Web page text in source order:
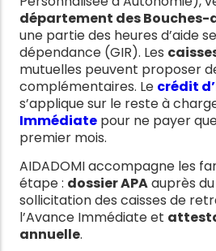
département des Bouches-
une partie des heures d’aide
dépendance (GIR). Les
mutuelles peuvent proposer
complémentaires. Le crédit
s’applique sur le reste à
Immédiate pour ne payer
premier mois.
AIDADOMI accompagne les
étape : dossier APAauprès
sollicitation des caisses de
l’Avance Immédiate et
annuelle.